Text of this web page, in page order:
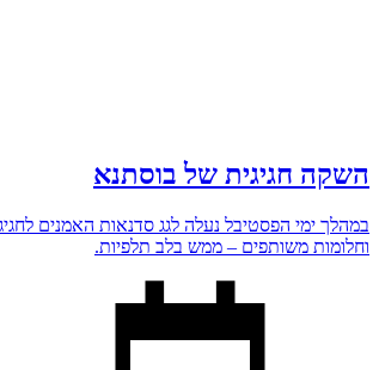
השקה חגיגית של בוסתנא
במהלך ימי הפסטיבל נעלה לגג סדנאות האמנים
וחלומות משותפים – ממש בלב תלפיות.